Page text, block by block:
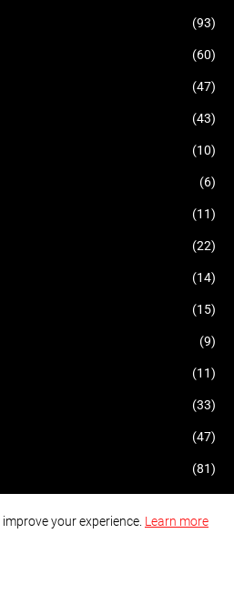
(93)
(60)
(47)
(43)
(10)
(6)
(11)
(22)
(14)
(15)
(9)
(11)
(33)
(47)
(81)
(76)
your experience. Learn more